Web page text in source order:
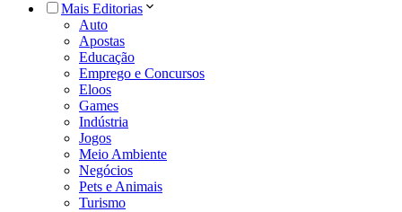
Mais Editorias
Auto
Apostas
Educação
Emprego e Concursos
Eloos
Games
Indústria
Jogos
Meio Ambiente
Negócios
Pets e Animais
Turismo